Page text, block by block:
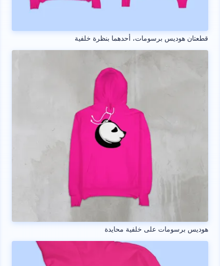
قطعتان هوديس برسومات، أحدهما بنظرة خلفية
هوديس برسومات على خلفية محايدة